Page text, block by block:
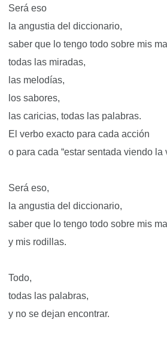
Será eso
la angustia del diccionario,
saber que lo tengo todo sobre mis
todas las miradas,
las melodías,
los sabores,
las caricias, todas las palabras.
El verbo exacto para cada acción
o para cada “estar sentada viendo la
Será eso,
la angustia del diccionario,
saber que lo tengo todo sobre mis
y mis rodillas.
Todo,
todas las palabras,
y no se dejan encontrar.